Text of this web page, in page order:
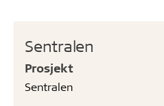
Sentralen
Prosjekt
Sentralen